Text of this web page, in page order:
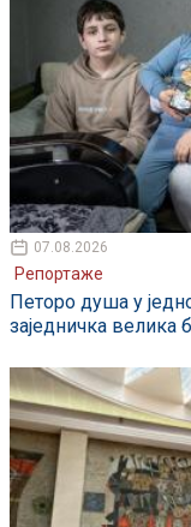
07.08.2026
Репортаже
Петоро душа у
заједничка велика